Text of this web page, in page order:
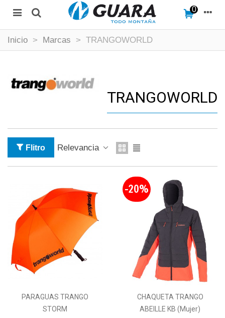
0
Inicio > Marcas > TRANGOWORLD
TRANGOWORLD
Flitro Relevancia
PARAGUAS TRANGO
STORM
-20%
CHAQUETA TRANGO
ABEILLE KB (Mujer)